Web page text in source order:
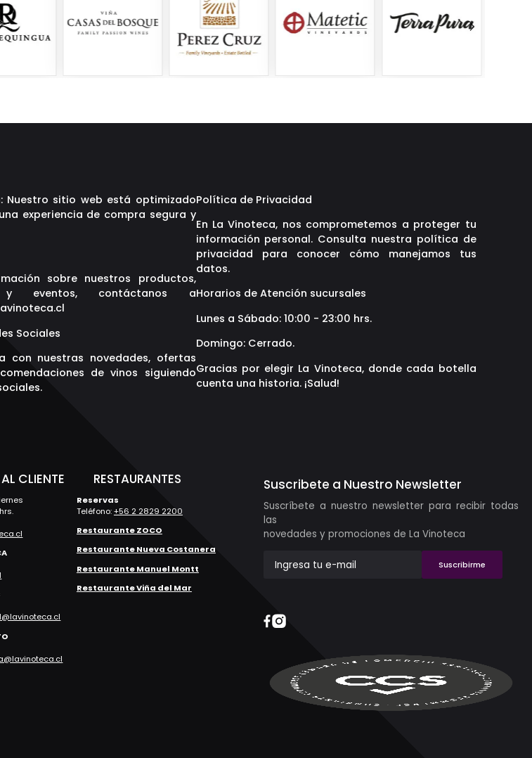
Nuestro sitio web está optimizado
experiencia de compra segura y
sobre nuestros productos,
y eventos, contáctanos a
Sociales
con nuestras novedades, ofertas
de vinos siguiendo
Política de Privacidad
En La Vinoteca, nos comprometemos a proteger tu
información personal. Consulta nuestra política de
privacidad para conocer cómo manejamos tus
datos.
Horarios de Atención sucursales
Lunes a Sábado: 10:00 - 23:00 hrs.
Domingo: Cerrado.
Gracias por elegir La Vinoteca, donde cada botella
cuenta una historia. ¡Salud!
CLIENTE RESTAURANTES
Reservas
Teléfono:+56 2 2829 2200
Restaurante ZOCO
Restaurante Nueva Costanera
Restaurante Manuel Montt
Restaurante Viña del Mar
Suscribete a Nuestro Newsletter
Suscríbete a nuestro newsletter para recibir todas
las
novedades y promociones de La Vinoteca
Suscribirme